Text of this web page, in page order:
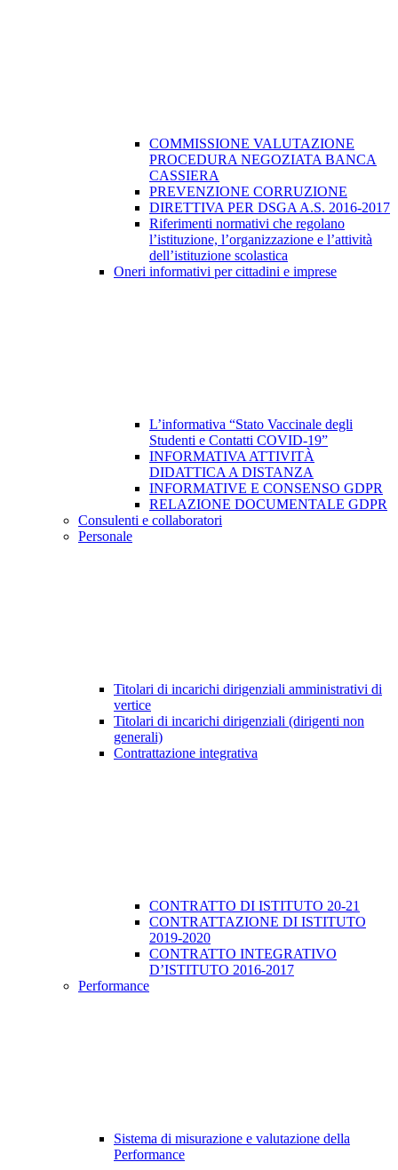
COMMISSIONE VALUTAZIONE
PROCEDURA NEGOZIATA BANCA
CASSIERA
PREVENZIONE CORRUZIONE
DIRETTIVA PER DSGA A.S. 2016-2017
Riferimenti normativi che regolano
l’istituzione, l’organizzazione e l’attività
dell’istituzione scolastica
Oneri informativi per cittadini e imprese
L’informativa “Stato Vaccinale degli
Studenti e Contatti COVID-19”
INFORMATIVA ATTIVITÀ
DIDATTICA A DISTANZA
INFORMATIVE E CONSENSO GDPR
RELAZIONE DOCUMENTALE GDPR
Consulenti e collaboratori
Personale
Titolari di incarichi dirigenziali amministrativi di
vertice
Titolari di incarichi dirigenziali (dirigenti non
generali)
Contrattazione integrativa
CONTRATTO DI ISTITUTO 20-21
CONTRATTAZIONE DI ISTITUTO
2019-2020
CONTRATTO INTEGRATIVO
D’ISTITUTO 2016-2017
Performance
Sistema di misurazione e valutazione della
Performance